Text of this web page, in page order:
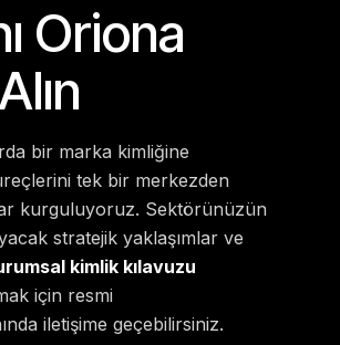
Oriona
bir marka kimliğine
tek bir merkezden
kurguluyoruz. Sektörünüzün
stratejik yaklaşımlar ve
kimlik kılavuzu
için resmi
iletişime geçebilirsiniz.